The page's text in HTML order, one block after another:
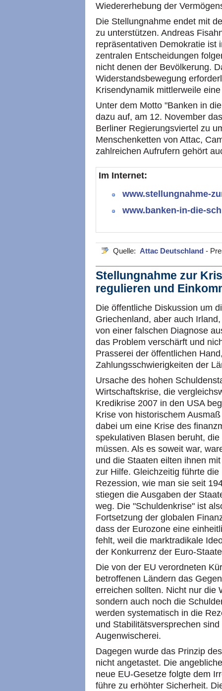
Wiedererhebung der
Die Stellungnahme endet mit
zu unterstützen. Andreas
repräsentativen Demokratie ist
zentralen Entscheidungen
nicht denen der Bevölkerung.
Widerstandsbewegung
Krisendynamik mittlerweile
Unter dem Motto "Banken in
dazu auf, am 12. November
Berliner Regierungsviertel zu
Menschenketten von Attac,
zahlreichen Aufrufern gehört
Im Internet:
www.stellungnahme-
www.banken-in-die-
Quelle: Attac Deutschland -
Stellungnahme zur
regulieren und
Die öffentliche Diskussion um
Griechenland, aber auch
von einer falschen Diagnose
das Problem verschärft und
Prasserei der öffentlichen
Zahlungsschwierigkeiten der
Ursache des hohen
Wirtschaftskrise, die
Kredikrise 2007 in den USA
Krise von historischem
dabei um eine Krise des
spekulativen Blasen beruht,
müssen. Als es soweit war,
und die Staaten eilten ihnen
zur Hilfe. Gleichzeitig führte
Rezession, wie man sie seit
stiegen die Ausgaben der
weg. Die "Schuldenkrise" ist
Fortsetzung der globalen
dass der Eurozone eine
fehlt, weil die marktradikale
der Konkurrenz der Euro-
Die von der EU verordneten
betroffenen Ländern das
erreichen sollten. Nicht nur die
sondern auch noch die
werden systematisch in die
und Stabilitätsversprechen
Augenwischerei.
Dagegen wurde das Prinzip
nicht angetastet. Die
neue EU-Gesetze folgte dem
führe zu erhöhter Sicherheit.